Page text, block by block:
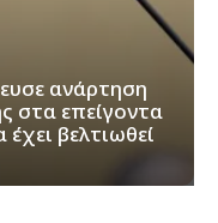
ανάρτηση
στα επείγοντα
βελτιωθεί